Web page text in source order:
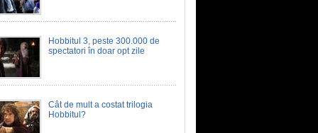
01:17
Hobbitul 3, peste 300.000 de
spectatori în doar opt zile
Cât de mult a costat trilogia
Hobbitul?